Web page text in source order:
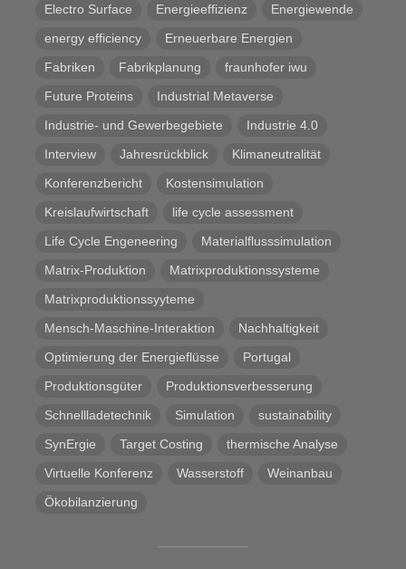
Electro Surface
Energieeffizienz
Energiewende
energy efficiency
Erneuerbare Energien
Fabriken
Fabrikplanung
fraunhofer iwu
Future Proteins
Industrial Metaverse
Industrie- und Gewerbegebiete
Industrie 4.0
Interview
Jahresrückblick
Klimaneutralität
Konferenzbericht
Kostensimulation
Kreislaufwirtschaft
life cycle assessment
Life Cycle Engeneering
Materialflusssimulation
Matrix-Produktion
Matrixproduktionssysteme
Matrixproduktionssyyteme
Mensch-Maschine-Interaktion
Nachhaltigkeit
Optimierung der Energieflüsse
Portugal
Produktionsgüter
Produktionsverbesserung
Schnellladetechnik
Simulation
sustainability
SynErgie
Target Costing
thermische Analyse
Virtuelle Konferenz
Wasserstoff
Weinanbau
Ökobilanzierung